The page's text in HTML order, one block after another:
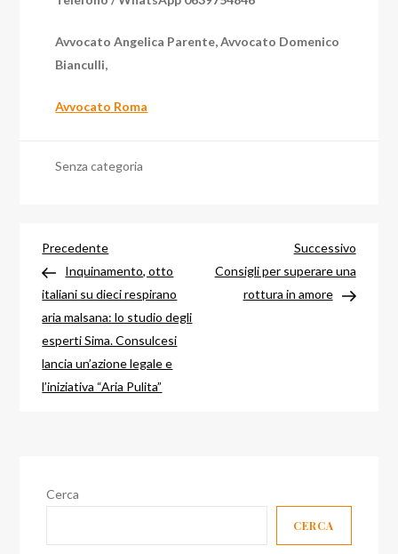
Avvocato Angelica Parente, Avvocato Domenico
Bianculli,
Avvocato Roma
Senza categoria
Navigazione
articoli
Articolo
precedente
Precedente
Inquinamento, otto
italiani su dieci respirano
aria malsana: lo studio degli
esperti Sima. Consulcesi
lancia un’azione legale e
l’iniziativa “Aria Pulita”
Successivo
Consigli per superare una
rottura in amore
Cerca
CERCA